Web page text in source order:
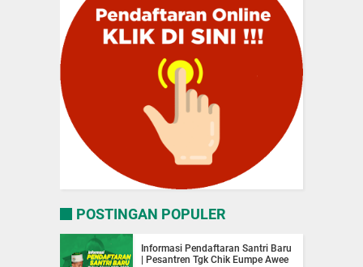
POSTINGAN POPULER
Informasi Pendaftaran Santri Baru
| Pesantren Tgk Chik Eumpe Awee